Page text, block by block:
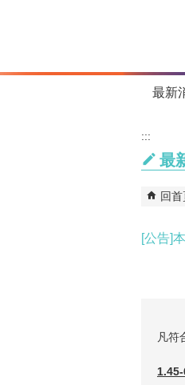
最新
:::
最
回首
[公告]
凡符